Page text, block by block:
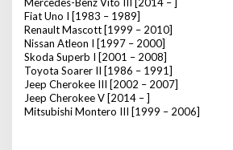
Fiat Uno I [1983 – 1989]
Renault Mascott [1999 – 2010]
Nissan Atleon I [1997 – 2000]
Skoda Superb I [2001 – 2008]
Toyota Soarer II [1986 – 1991]
Jeep Cherokee III [2002 – 2007]
Jeep Cherokee V [2014 – ]
Mitsubishi Montero III [1999 – 2006]